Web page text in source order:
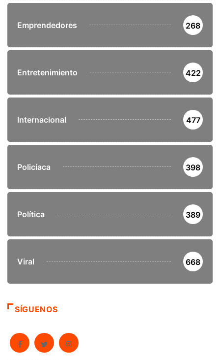
Emprendedores 268
Entretenimiento 422
Internacional 477
Policíaca 398
Política 389
Viral 668
SÍGUENOS